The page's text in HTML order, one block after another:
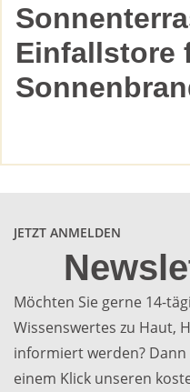
Einfallstore
JETZT ANMELDEN
Möchten Sie gerne 14-
Wissenswertes zu Haut,
informiert werden?
einem Klick unseren